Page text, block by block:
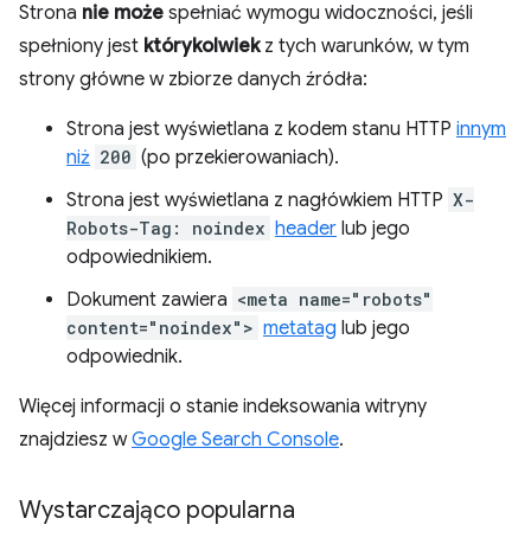
Strona nie może spełniać wymogu widoczności, jeśli
spełniony jest którykolwiekz tych warunków, w tym
strony główne w zbiorze danych źródła:
Strona jest wyświetlana z kodem stanu HTTP innym
niż 200 (po przekierowaniach).
Strona jest wyświetlana z nagłówkiem HTTP X-
Robots-Tag: noindex header lub jego
odpowiednikiem.
Dokument zawiera <meta name="robots"
content="noindex"> metatag lub jego
odpowiednik.
Więcej informacji o stanie indeksowania witryny
znajdziesz wGoogle Search Console.
Wystarczająco popularna